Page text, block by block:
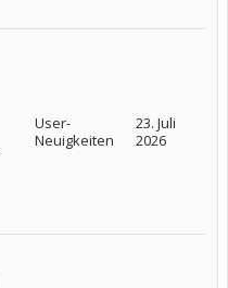
User-
Neuigkeiten
23. Juli
2026